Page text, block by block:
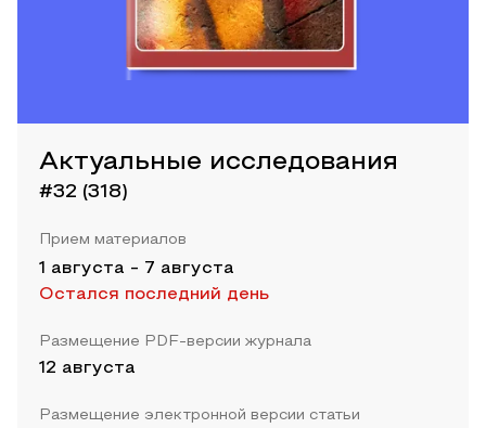
Актуальные исследования
#32 (318)
Прием материалов
1 августа - 7 августа
Остался последний день
Размещение PDF-версии журнала
12 августа
Размещение электронной версии статьи